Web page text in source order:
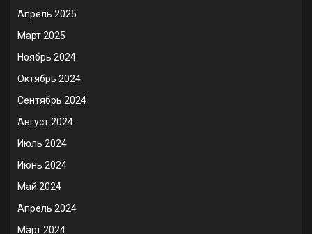
Апрель 2025
Март 2025
Ноябрь 2024
Октябрь 2024
Сентябрь 2024
Август 2024
Июль 2024
Июнь 2024
Май 2024
Апрель 2024
Март 2024